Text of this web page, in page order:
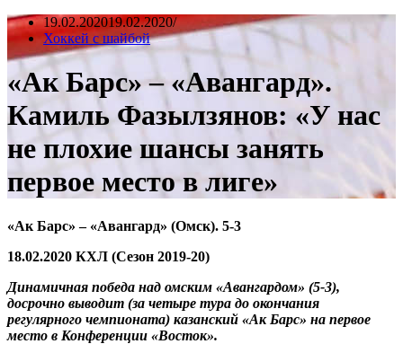
19.02.202019.02.2020
Хоккей с шайбой
«Ак Барс» – «Авангард».
Камиль Фазылзянов: «У нас
не плохие шансы занять
первое место в лиге»
«Ак Барс» – «Авангард» (Омск). 5-3
18.02.2020 КХЛ (Сезон 2019-20)
Динамичная победа над омским «Авангардом» (5-3),
досрочно выводит (за четыре тура до окончания
регулярного чемпионата) казанский «Ак Барс» на первое
место в Конференции «Восток».